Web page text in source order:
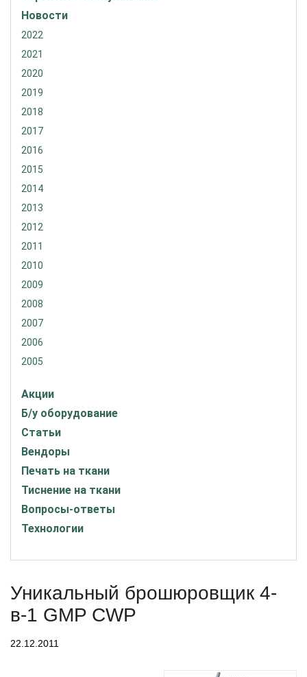
Новости
2022
2021
2020
2019
2018
2017
2016
2015
2014
2013
2012
2011
2010
2009
2008
2007
2006
2005
Акции
Б/у оборудование
Статьи
Вендоры
Печать на ткани
Тиснение на ткани
Вопросы-ответы
Технологии
Уникальный брошюровщик 4-
в-1 GMP CWP
22.12.2011